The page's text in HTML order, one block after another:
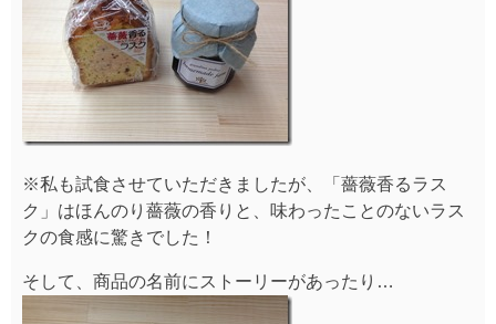
※私も試食させていただきましたが、「薔薇香るラス
ク」はほんのり薔薇の香りと、味わったことのないラス
クの食感に驚きでした！
そして、商品の名前にストーリーがあったり…